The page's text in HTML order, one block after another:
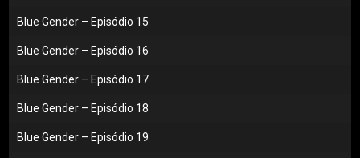
Blue Gender – Episódio 15
Blue Gender – Episódio 16
Blue Gender – Episódio 17
Blue Gender – Episódio 18
Blue Gender – Episódio 19